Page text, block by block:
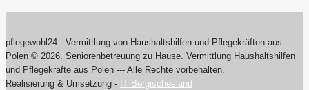
pflegewohl24 - Vermittlung von Haushaltshilfen und Pflegekräften aus
Polen © 2026. Seniorenbetreuung zu Hause. Vermittlung Haushaltshilfen
und Pflegekräfte aus Polen --- Alle Rechte vorbehalten.
Realisierung & Umsetzung - IT Bergischesland